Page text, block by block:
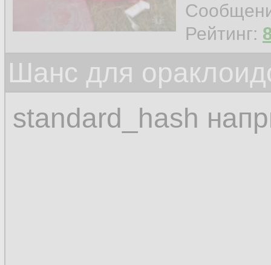
Рейтинг:
Шанс для
standard_hash